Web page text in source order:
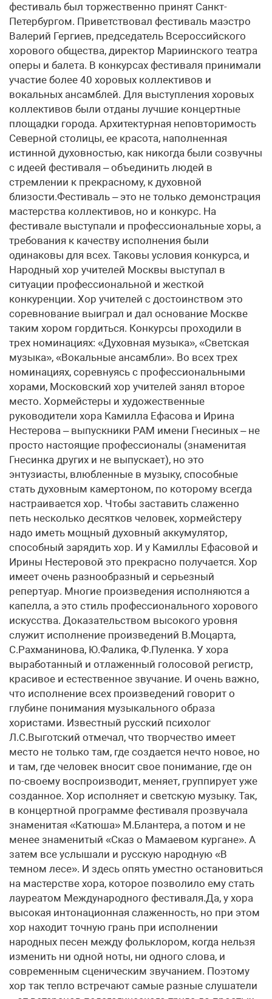
фестиваль был торжественно принят Санкт-
Петербургом. Приветствовал фестиваль маэстро
Валерий Гергиев, председатель Всероссийского
хорового общества, директор Мариинского театра
оперы и балета. В конкурсах фестиваля принимали
участие более 40 хоровых коллективов и
вокальных ансамблей. Для выступления хоровых
коллективов были отданы лучшие концертные
площадки города. Архитектурная неповторимость
Северной столицы, ее красота, наполненная
истинной духовностью, как никогда были созвучны
с идеей фестиваля – объединить людей в
стремлении к прекрасному, к духовной
близости.Фестиваль – это не только демонстрация
мастерства коллективов, но и конкурс. На
фестивале выступали и профессиональные хоры, а
требования к качеству исполнения были
одинаковы для всех. Таковы условия конкурса, и
Народный хор учителей Москвы выступал в
ситуации профессиональной и жесткой
конкуренции. Хор учителей с достоинством это
соревнование выиграл и дал основание Москве
таким хором гордиться. Конкурсы проходили в
трех номинациях: «Духовная музыка», «Светская
музыка», «Вокальные ансамбли». Во всех трех
номинациях, соревнуясь с профессиональными
хорами, Московский хор учителей занял второе
место. Хормейстеры и художественные
руководители хора Камилла Ефасова и Ирина
Нестерова – выпускники РАМ имени Гнесиных – не
просто настоящие профессионалы (знаменитая
Гнесинка других и не выпускает), но это
энтузиасты, влюбленные в музыку, способные
стать духовным камертоном, по которому всегда
настраивается хор. Чтобы заставить слаженно
петь несколько десятков человек, хормейстеру
надо иметь мощный духовный аккумулятор,
способный зарядить хор. И у Камиллы Ефасовой и
Ирины Нестеровой это прекрасно получается. Хор
имеет очень разнообразный и серьезный
репертуар. Многие произведения исполняются а
капелла, а это стиль профессионального хорового
искусства. Доказательством высокого уровня
служит исполнение произведений В.Моцарта,
С.Рахманинова, Ю.Фалика, Ф.Пуленка. У хора
выработанный и отлаженный голосовой регистр,
красивое и естественное звучание. И очень важно,
что исполнение всех произведений говорит о
глубине понимания музыкального образа
хористами. Известный русский психолог
Л.С.Выготский отмечал, что творчество имеет
место не только там, где создается нечто новое, но
и там, где человек вносит свое понимание, где он
по-своему воспроизводит, меняет, группирует уже
созданное. Хор исполняет и светскую музыку. Так,
в концертной программе фестиваля прозвучала
знаменитая «Катюша» М.Блантера, а потом и не
менее знаменитый «Сказ о Мамаевом кургане». А
затем все услышали и русскую народную «В
темном лесе». И здесь опять уместно остановиться
на мастерстве хора, которое позволило ему стать
лауреатом Международного фестиваля.Да, у хора
высокая интонационная слаженность, но при этом
хор находит точную грань при исполнении
народных песен между фольклором, когда нельзя
изменить ни одной ноты, ни одного слова, и
современным сценическим звучанием. Поэтому
хор так тепло встречают самые разные слушатели